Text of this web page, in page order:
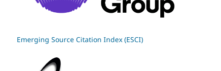
Emerging Source Citation Index (ESCI)